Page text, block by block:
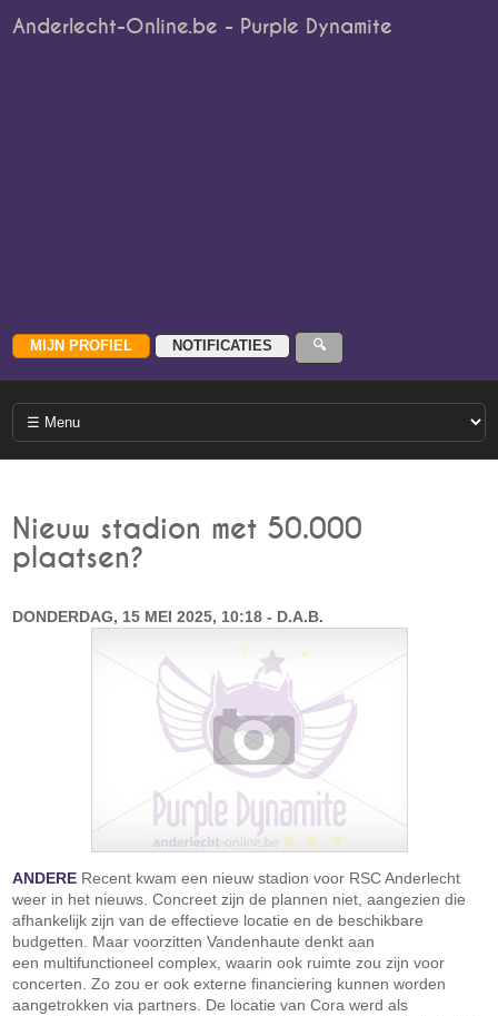
Anderlecht-Online.be - Purple Dynamite
Nieuw stadion met 50.000
plaatsen?
DONDERDAG, 15 MEI 2025, 10:18 - D.A.B.
ANDERE Recent kwam een nieuw stadion voor RSC Anderlecht
weer in het nieuws. Concreet zijn de plannen niet, aangezien die
afhankelijk zijn van de effectieve locatie en de beschikbare
budgetten. Maar voorzitten Vandenhaute denkt aan
een multifunctioneel complex, waarin ook ruimte zou zijn voor
concerten. Zo zou er ook externe financiering kunnen worden
aangetrokken via partners. De locatie van Cora werd als